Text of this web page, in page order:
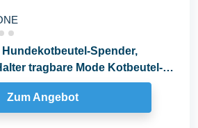
Hundekotbeutel-Spender,
tragbare Mode Kotbeutel-
Zum Angebot